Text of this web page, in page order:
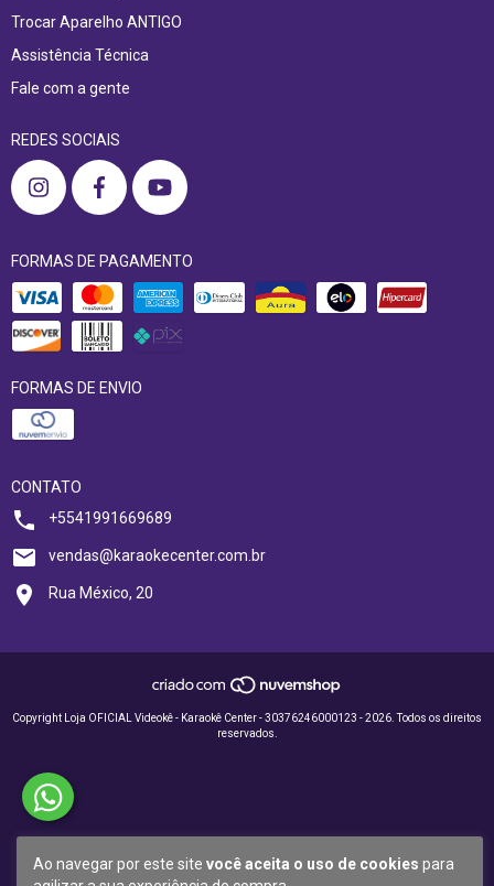
Ao navegar por este site você aceita o uso de cookies para
Trocar Aparelho ANTIGO
Assistência Técnica
Fale com a gente
REDES SOCIAIS
FORMAS DE PAGAMENTO
FORMAS DE ENVIO
CONTATO
+5541991669689
vendas@karaokecenter.com.br
Rua México, 20
Copyright Loja OFICIAL Videokê - Karaokê Center - 30376246000123 - 2026. Todos os direitos
reservados.